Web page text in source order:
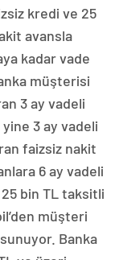
kredi ve 25
avansla
kadar vade
müşterisi
3 ay vadeli
3 ay vadeli
faizsiz nakit
6 ay vadeli
bin TL taksitli
müşteri
Banka